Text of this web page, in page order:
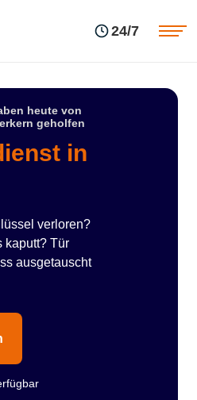
24/7
heute von
geholfen
in
verloren?
kaputt? Tür
ausgetauscht